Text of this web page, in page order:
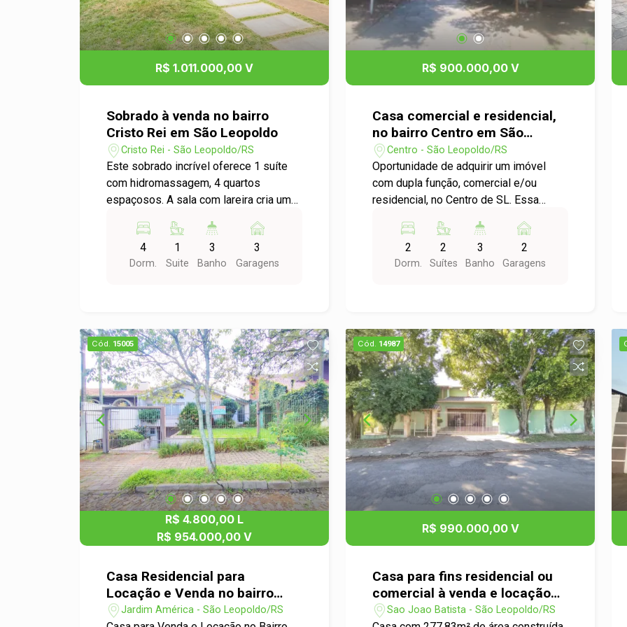
principais vias da cidade. Aproveite
essa excelente oportunidade para viver
em um dos bairros mais procurados e
valorizados da região. Não perca
tempo! Agende sua visita e venha
R$ 1.011.000,00 V
Sobrado à venda no bairro
Cristo Rei em São Leopoldo
Cristo Rei - São Leopoldo/RS
Este sobrado incrível oferece 1 suíte
com hidromassagem, 4 quartos
espaçosos. A sala com lareira cria um
momentos especiais. Conta ainda com
terraço, pátio e área de serviço,
proporcionando praticidade e lazer.
única!
4
Dorm.
1
Suite
3
Banho
3
Garagens
R$ 900.000,00 V
Casa comercial e residencial,
no bairro Centro em São
Leopoldo
Centro - São Leopoldo/RS
Oportunidade de adquirir um imóvel
com dupla função, comercial e/ou
residencial, no Centro de SL. Essa
sala de estar e jantar com lareira,
lavabo, despensa, cozinha mobiliada,
dois dormitórios, sendo dois suítes e
concretizar um excelente negócio.
2
Dorm.
2
Suítes
3
Banho
2
Garagens
Cód. 15005
R$ 4.800,00 L
R$ 954.000,00 V
Casa Residencial para
Locação e Venda no bairro
Jardim América em São
Jardim América - São Leopoldo/RS
Cód. 14987
R$ 990.000,00 V
Casa para fins residencial ou
comercial à venda e locação
no bairro São João Batista
Sao Joao Batista - São Leopoldo/RS